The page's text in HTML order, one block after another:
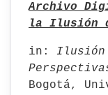
Archivo
la Ilusión
in: Ilusión
Bogotá,